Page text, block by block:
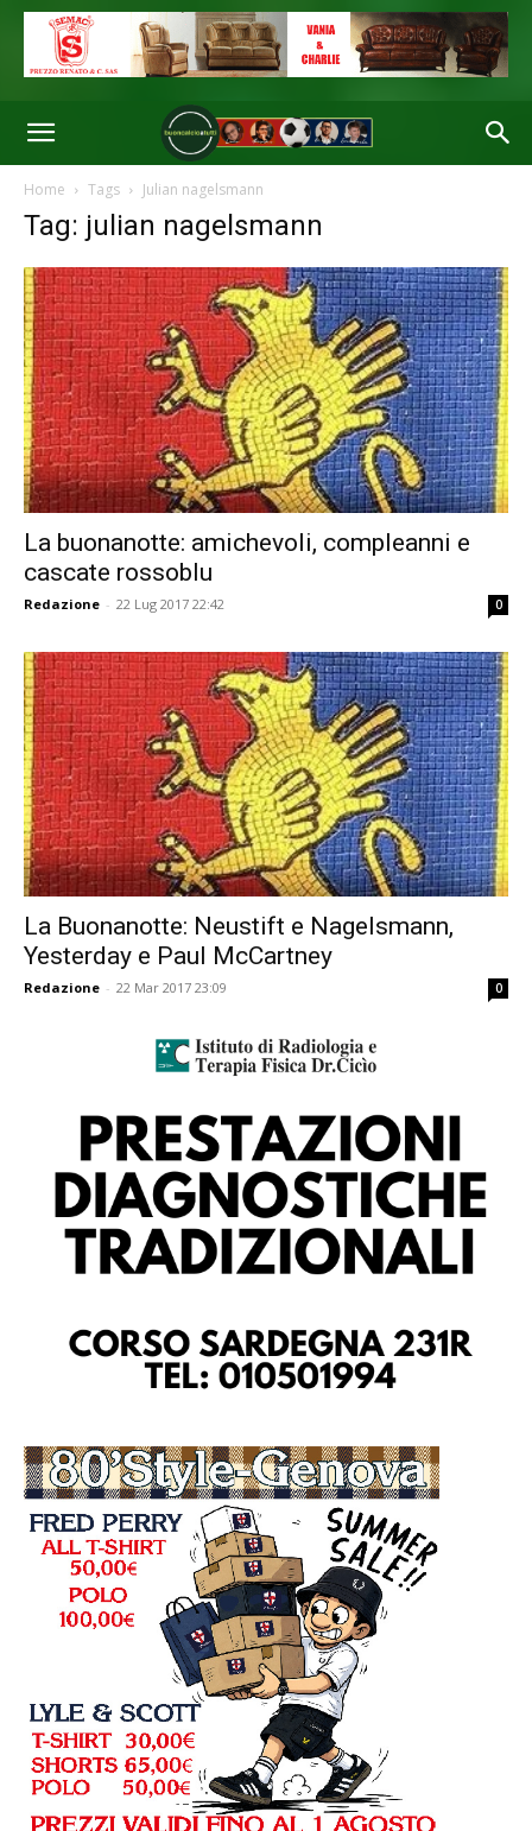
Home Tags Julian nagelsmann
Tag: julian nagelsmann
La buonanotte: amichevoli, compleanni e
cascate rossoblu
Redazione - 22 Lug 2017 22:42 0
La Buonanotte: Neustift e Nagelsmann,
Yesterday e Paul McCartney
Redazione - 22 Mar 2017 23:09 0